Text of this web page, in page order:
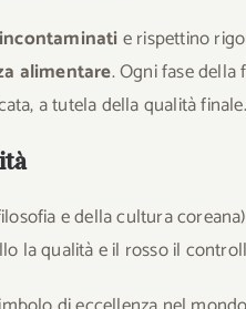
e rispettino
alimentare. Ogni fase
a tutela della qualità finale.
e della cultura
la qualità e il rosso il